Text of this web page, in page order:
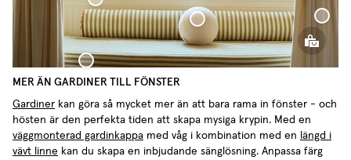
Vävd
Kudde Cylinder Cottage Collection
Kudde Klot Mini
MER ÄN GARDINER TILL FÖNSTER
Gardinerkan göra så mycket mer än att bara rama in fönster - och
hösten är den perfekta tiden att skapa mysiga krypin. Med en
väggmonterad gardinkappa med våg i kombination med en längd i
vävt linne kan du skapa en inbjudande sänglösning. Anpassa färg